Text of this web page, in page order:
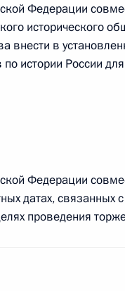
Федерации
исторического
внести в
истории России
Федерации
датах, связанных
проведения